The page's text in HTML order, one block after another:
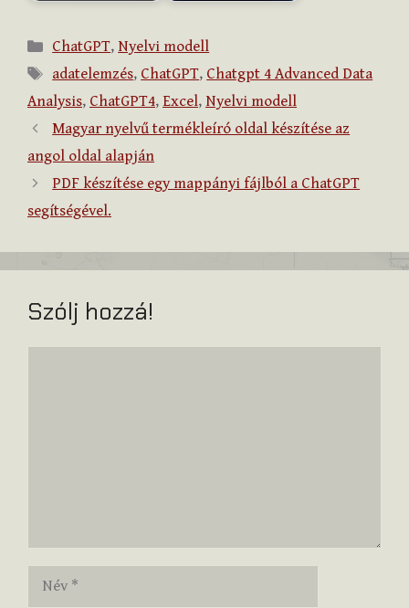
Kategória
ChatGPT, Nyelvi modell
Címkék
adatelemzés, ChatGPT, Chatgpt 4 Advanced Data
Analysis, ChatGPT4, Excel, Nyelvi modell
Magyar nyelvű termékleíró oldal készítése az
angol oldal alapján
PDF készítése egy mappányi fájlból a ChatGPT
segítségével.
Szólj hozzá!